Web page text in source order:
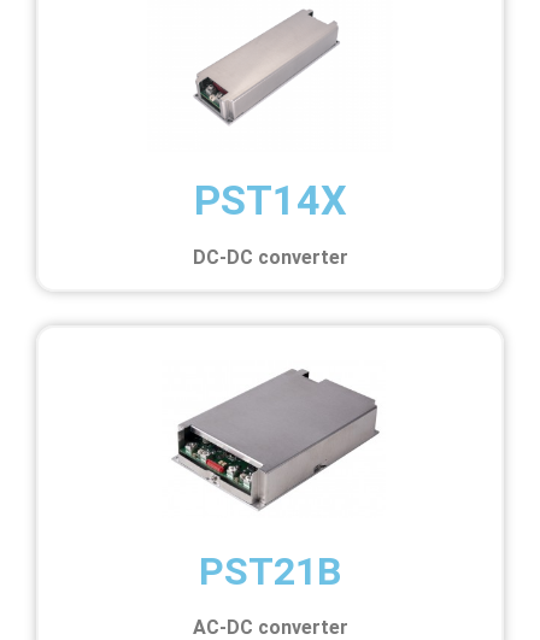
PST14X
DC-DC converter
PST21B
AC-DC converter